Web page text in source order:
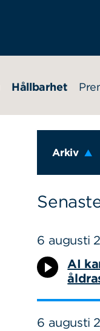
Hållbarhet
Arkiv
6 augusti
AI
6 augusti